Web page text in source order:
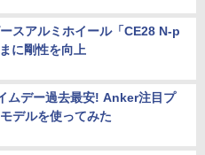
スアルミホイール「CE28 N-p
に剛性を向上
ムデー過去最安! Anker注目プ
デルを使ってみた